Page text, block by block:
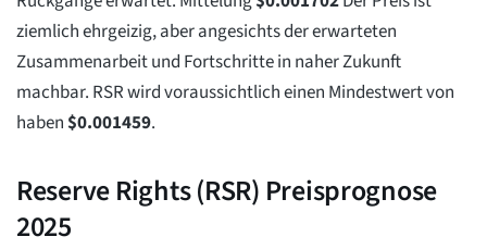
ziemlich ehrgeizig, aber angesichts der erwarteten
Zusammenarbeit und Fortschritte in naher Zukunft
machbar. RSR wird voraussichtlich einen Mindestwert von
haben$0.001459.
Reserve Rights (RSR) Preisprognose
2025